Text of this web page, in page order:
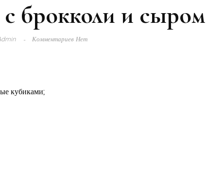
брокколи и сыром
Комментариев Нет
кубиками;